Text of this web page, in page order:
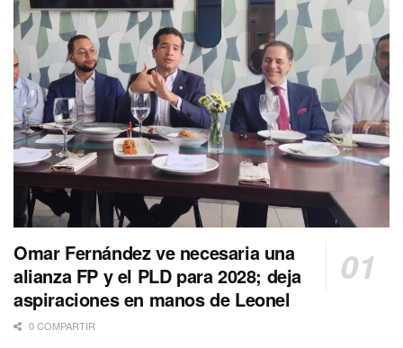
Omar Fernández ve necesaria una
alianza FP y el PLD para 2028; deja
aspiraciones en manos de Leonel
0 COMPARTIR